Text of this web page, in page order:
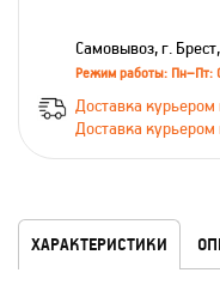
Самовывоз, г.
Режим работы: Пн–Пт:
Доставка курьером
Доставка курьером
ХАРАКТЕРИСТИКИ